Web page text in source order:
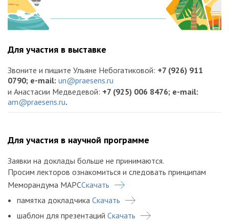
Для участия в выставке
Звоните и пишите Ульяне Небогатиковой: +7 (926) 911
0790; e-mail: un@praesens.ru
и Анастасии Медведевой: +7 (925) 006 8476; e-mail:
am@praesens.ru.
Для участия в научной программе
Заявки на доклады больше не принимаются.
Просим лекторов ознакомиться и следовать принципам
Меморандума МАРССкачать
памятка докладчика Скачать
шаблон для презентаций Скачать